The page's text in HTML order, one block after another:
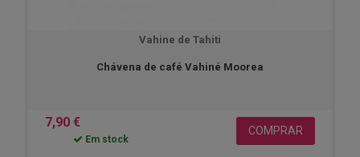
Vahine de Tahiti
Chávena de café Vahiné Moorea
7,90 €
Em stock
COMPRAR